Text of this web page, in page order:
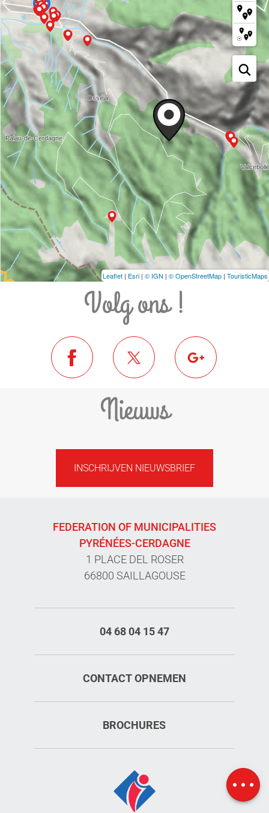
Kaart
Leaflet | Esri | © IGN | © OpenStreetMap | TouristicMaps
Volg ons !
Nieuws
INSCHRIJVEN NIEUWSBRIEF
FEDERATION OF MUNICIPALITIES
PYRÉNÉES-CERDAGNE
1 PLACE DEL ROSER
66800 SAILLAGOUSE
04 68 04 15 47
CONTACT OPNEMEN
BROCHURES